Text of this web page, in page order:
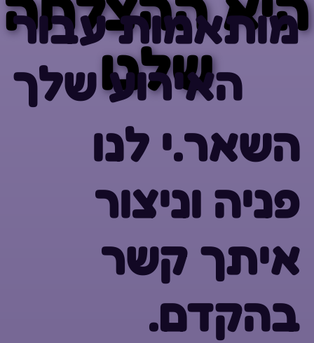
שלנו
שלנו
מותאמות עבור
האירוע שלך
השאר.י לנו
פניה וניצור
איתך קשר
בהקדם.